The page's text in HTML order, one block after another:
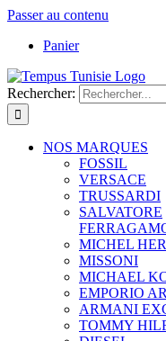
Passer au contenu
Panier
Rechercher:
NOS MARQUES
FOSSIL
VERSACE
TRUSSARDI
SALVATORE
MICHEL
MISSONI
MICHAEL
EMPORIO
ARMANI
TOMMY